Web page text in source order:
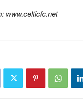
www.celticfc.net